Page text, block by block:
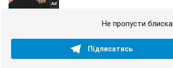
Не пропусти
Підписатись